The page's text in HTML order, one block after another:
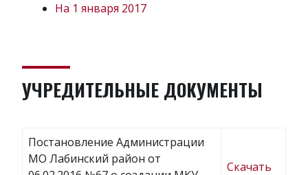
На 1 января 2017
УЧРЕДИТЕЛЬНЫЕ ДОКУМЕНТЫ
Постановление Администрации
МО Лабинский район от
Скачать